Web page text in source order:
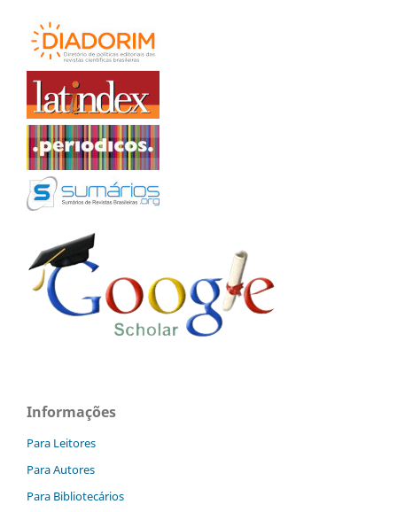
Informações
Para Leitores
Para Autores
Para Bibliotecários